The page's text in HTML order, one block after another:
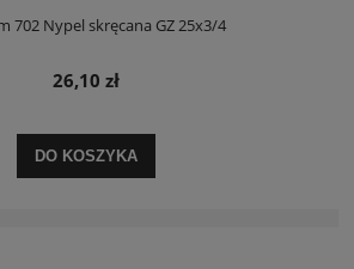
702 Nypel skręcana GZ 25x3/4
26,10 zł
DO KOSZYKA